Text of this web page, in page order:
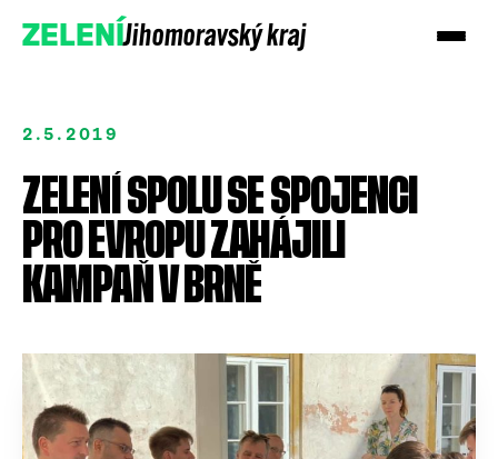
ZELENÍJihomoravský kraj
Přidejte se!
2.5.2019
ZELENÍ SPOLU SE SPOJENCI
PRO EVROPU ZAHÁJILI
KAMPAŇ V BRNĚ